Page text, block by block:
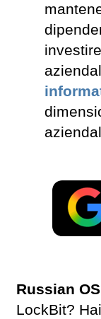
Russian
LockBit?